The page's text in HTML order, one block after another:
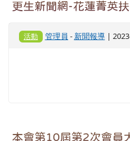
更生新聞網-花蓮菁英
活動 管理員 - 新聞報導|
本會第10屆第2次會員